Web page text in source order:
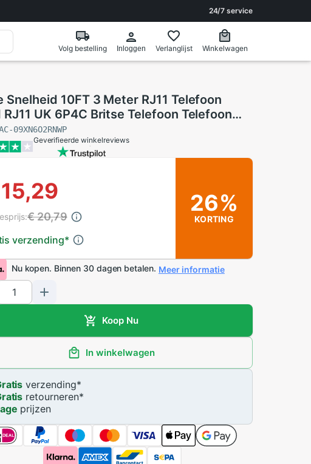
24/7 service
Volg bestelling Inloggen Verlanglijst Winkelwagen
Snelheid 10FT 3 Meter RJ11 Telefoon
RJ11 UK 6P4C Britse Telefoon Telefoon
Modem Line Kabel
09XN6O2RNWP
Geverifieerde winkelreviews
verzending*
€ 20,79
26%
KORTING
Nu kopen. Binnen 30 dagen betalen. Meer informatie
Koop Nu
In winkelwagen
verzending*
retourneren*
prijzen